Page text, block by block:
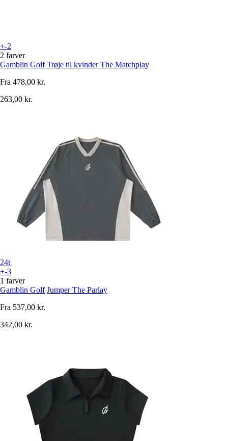
+-2
2 farver
Gamblin Golf Trøje til kvinder The Matchplay
Fra 478,00 kr.
263,00 kr.
24t
+-3
1 farver
Gamblin Golf Jumper The Parlay
Fra 537,00 kr.
342,00 kr.